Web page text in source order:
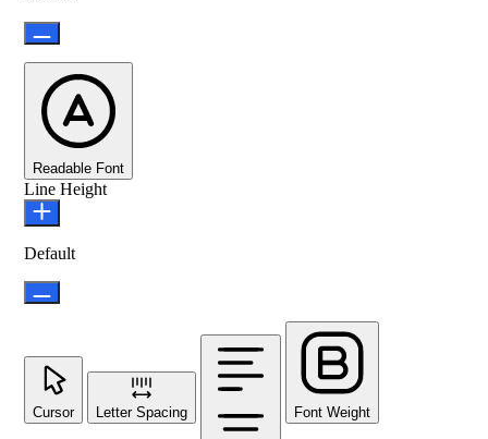
Readable Font
Line Height
Default
Cursor Letter Spacing Font Weight